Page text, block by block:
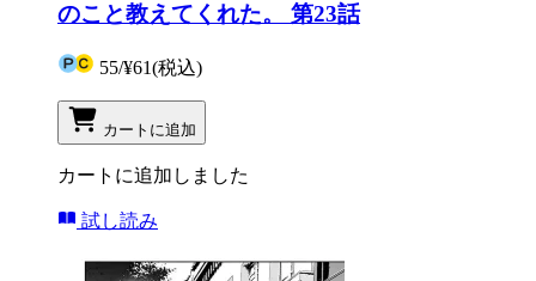
のこと教えてくれた。 第23話
55/¥61(税込)
カートに追加
カートに追加しました
試し読み